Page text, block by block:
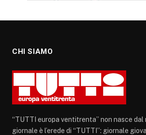
CHI SIAMO
“TUTTI europa ventitrenta” non nasce dal
giornale è l’erede di “TUTTI”: giornale